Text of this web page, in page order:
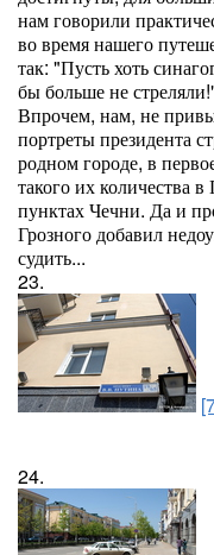
нам говорили
во время нашего
так: "Пусть хоть
бы больше не
Впрочем, нам, не
портреты президента
родном городе, в
такого их количества
пунктах Чечни. Да и
Грозного добавил
судить...
23.
24.